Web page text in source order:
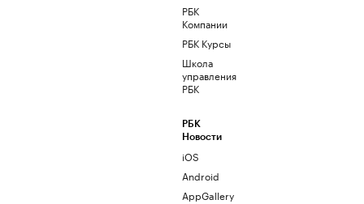
РБК
Компании
РБК Курсы
Школа
управления
РБК
РБК
Новости
iOS
Android
AppGallery